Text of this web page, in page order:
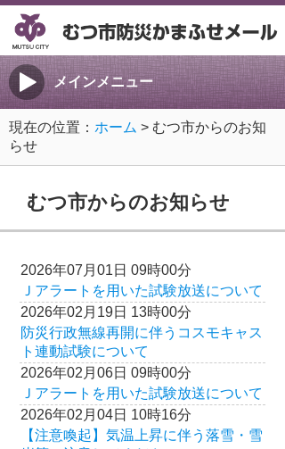
メインメニュー
現在の位置： ホーム > むつ市からのお知
らせ
むつ市からのお知らせ
2026年07月01日 09時00分
Ｊアラートを用いた試験放送について
2026年02月19日 13時00分
防災行政無線再開に伴うコスモキャス
ト連動試験について
2026年02月06日 09時00分
Ｊアラートを用いた試験放送について
2026年02月04日 10時16分
【注意喚起】気温上昇に伴う落雪・雪